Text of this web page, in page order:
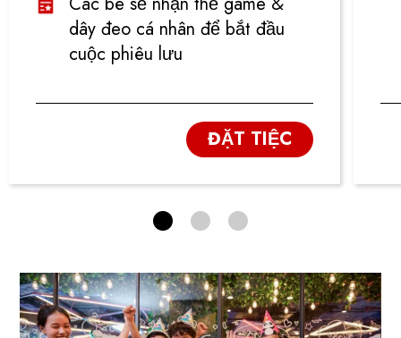
dây đeo cá nhân để bắt đầu
cuộc phiêu lưu
ĐẶT TIỆC